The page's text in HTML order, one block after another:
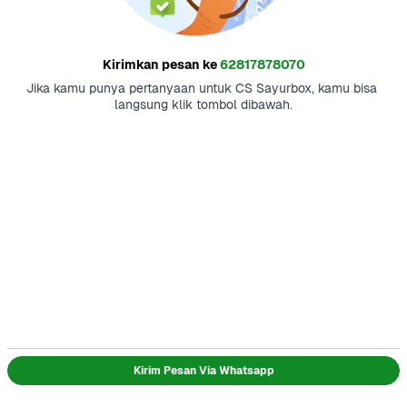
Kirimkan pesan ke62817878070
Jika kamu punya pertanyaan untuk CS Sayurbox, kamu bisa
langsung klik tombol dibawah.
Kirim Pesan Via Whatsapp